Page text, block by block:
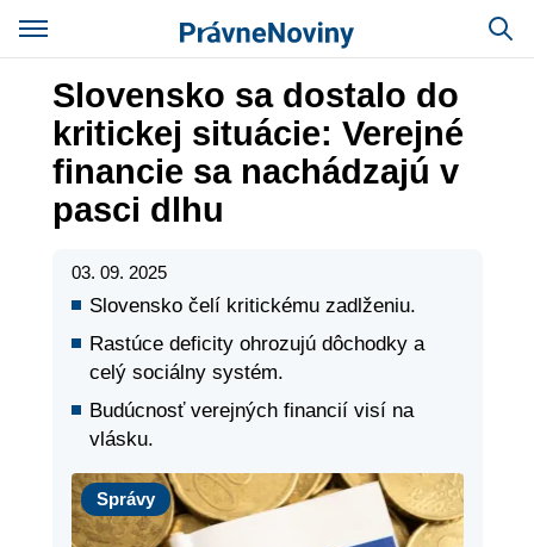
Slovensko sa dostalo do
kritickej situácie: Verejné
financie sa nachádzajú v
pasci dlhu
03. 09. 2025
Slovensko čelí kritickému zadlženiu.
Rastúce deficity ohrozujú dôchodky a
celý sociálny systém.
Budúcnosť verejných financií visí na
vlásku.
Správy
Správy